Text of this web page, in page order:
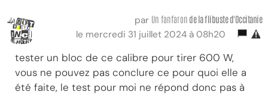
par Un fanfaron de la flibuste d'Occitanie
le mercredi 31 juillet 2024 à 08h20
tester un bloc de ce calibre pour tirer 600 W,
vous ne pouvez pas conclure ce pour quoi elle a
été faite, le test pour moi ne répond donc pas à